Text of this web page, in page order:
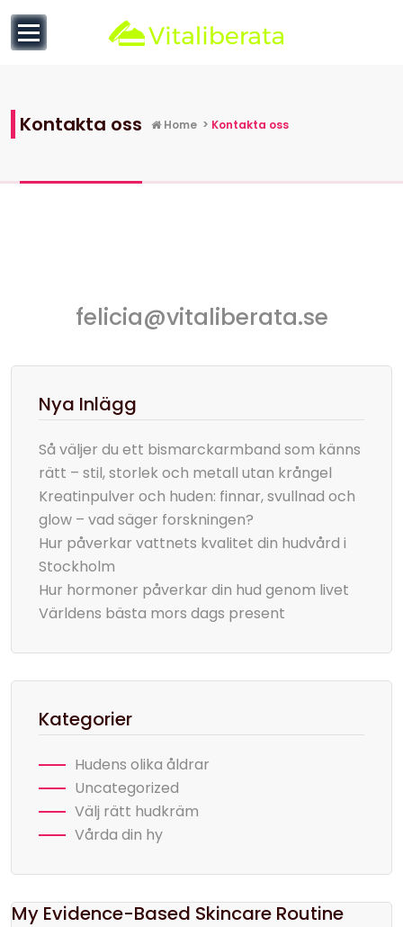
content
Kontakta oss Home > Kontakta oss
felicia@vitaliberata.se
Nya Inlägg
Så väljer du ett bismarckarmband som känns
rätt – stil, storlek och metall utan krångel
Kreatinpulver och huden: finnar, svullnad och
glow – vad säger forskningen?
Hur påverkar vattnets kvalitet din hudvård i
Stockholm
Hur hormoner påverkar din hud genom livet
Världens bästa mors dags present
Kategorier
Hudens olika åldrar
Uncategorized
Välj rätt hudkräm
Vårda din hy
My Evidence-Based Skincare Routine